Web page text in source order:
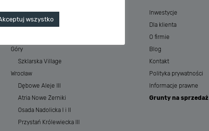
Morze
Góry
Szklarska Village
Wrocław
Dębowe Aleje III
Atria Nowe Żerniki
Osada Nadolicka I i II
Przystań Królewiecka III
Inwestycje
Dla klienta
O firmie
Blog
Kontakt
Polityka prywatności
Informacje prawne
Grunty na sprzedaż
wszystko